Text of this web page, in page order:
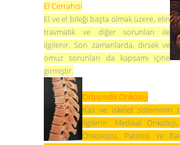
El Cerrahisi
El ve el bileği başta olmak üzere, elin
travmatik ve diğer sorunları ile
ilgilenir. Son zamanlarda, dirsek ve
omuz sorunları da kapsamı içine
girmiştir.
Ortopedik Onkoloji
Kas ve iskelet sisteminin
ilgilenir. Medikal Onkoloji,
Onkolojisi, Patoloji ve